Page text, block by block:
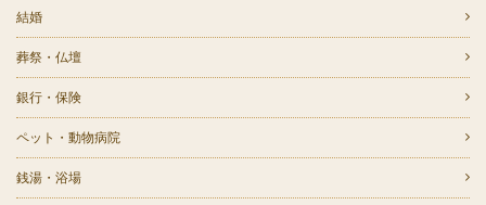
結婚
葬祭・仏壇
銀行・保険
ペット・動物病院
銭湯・浴場